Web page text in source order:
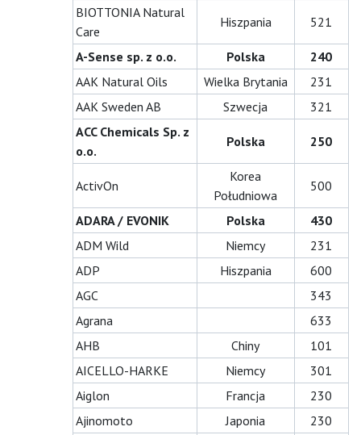
BIOTTONIA Natural
Care
Hiszpania 521
A-Sense sp. z o.o. Polska
240
AAK Natural Oils
Wielka Brytania
231
AAK Sweden AB
Szwecja
321
ACC Chemicals Sp. z
o.o.
Polska 250
ActivOn
Korea
Południowa
500
ADARA / EVONIK Polska
430
ADM Wild
Niemcy
231
ADP
Hiszpania
600
AGC
343
Agrana
633
AHB
Chiny
101
AICELLO-HARKE
Niemcy
301
Aiglon
Francja
230
Ajinomoto
Japonia
230